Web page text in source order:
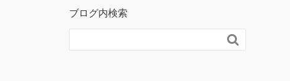
ブログ内検索
